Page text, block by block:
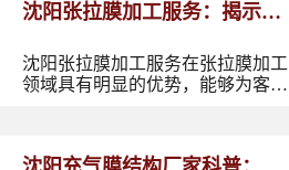
施等领域的重要建筑形式。
沈阳张拉膜加工服务：揭示张
拉膜加工的实用优势
沈阳张拉膜加工服务在张拉膜加工
领域具有明显的优势，能够为客户